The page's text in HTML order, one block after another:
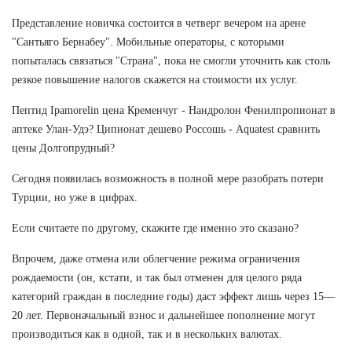
Представление новичка состоится в четверг вечером на арене
"Сантьяго Бернабеу". Мобильные операторы, с которыми
попыталась связаться "Страна", пока не смогли уточнить как столь
резкое повышение налогов скажется на стоимости их услуг.
Пептид Ipamorelin цена Кременчуг - Нандролон Фенилпропионат в
аптеке Улан-Удэ? Ципионат дешево Россошь - Aquatest сравнить
цены Долгопрудный?
Сегодня появилась возможность в полной мере разобрать потери
Турции, но уже в цифрах.
Если считаете по другому, скажите где именно это сказано?
Впрочем, даже отмена или облегчение режима ограничения
рождаемости (он, кстати, и так был отменен для целого ряда
категорий граждан в последние годы) даст эффект лишь через 15—
20 лет. Первоначальный взнос и дальнейшее пополнение могут
производиться как в одной, так и в нескольких валютах.